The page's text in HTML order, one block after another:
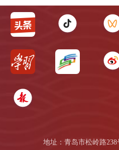
地址：青岛市松岭路238